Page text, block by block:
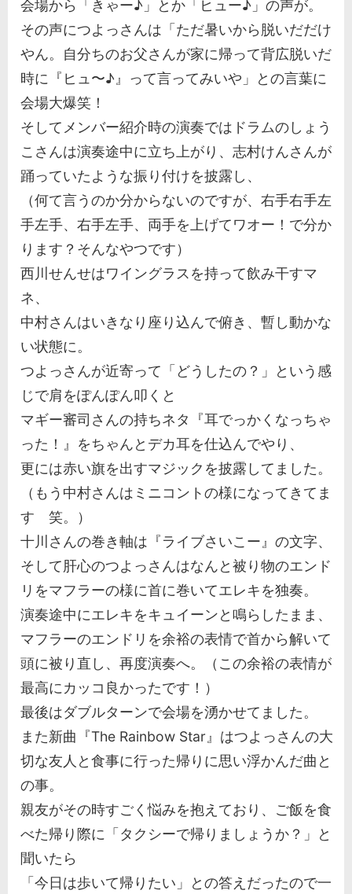
会場から「きゃー♪」とか「ヒュー♪」の声が。
その声につよっさんは「ただ暑いから脱いだだけ
やん。自分ちのお父さんが家に帰って背広脱いだ
時に『ヒュ〜♪』って言ってみいや」との言葉に
会場大爆笑！
そしてメンバー紹介時の演奏ではドラムのしょう
こさんは演奏途中に立ち上がり、志村けんさんが
踊っていたような振り付けを披露し、
（何て言うのか分からないのですが、右手右手左
手左手、右手左手、両手を上げてワオー！で分か
ります？そんなやつです）
西川せんせはワイングラスを持って飲み干すマ
ネ、
中村さんはいきなり座り込んで俯き、暫し動かな
い状態に。
つよっさんが近寄って「どうしたの？」という感
じで肩をぽんぽん叩くと
マギー審司さんの持ちネタ『耳でっかくなっちゃ
った！』をちゃんとデカ耳を仕込んでやり、
更には赤い旗を出すマジックを披露してました。
（もう中村さんはミニコントの様になってきてま
す 笑。）
十川さんの巻き軸は『ライブさいこー』の文字、
そして肝心のつよっさんはなんと被り物のエンド
リをマフラーの様に首に巻いてエレキを独奏。
演奏途中にエレキをキュイーンと鳴らしたまま、
マフラーのエンドリを余裕の表情で首から解いて
頭に被り直し、再度演奏へ。（この余裕の表情が
最高にカッコ良かったです！）
最後はダブルターンで会場を湧かせてました。
また新曲『The Rainbow Star』はつよっさんの大
切な友人と食事に行った帰りに思い浮かんだ曲と
の事。
親友がその時すごく悩みを抱えており、ご飯を食
べた帰り際に「タクシーで帰りましょうか？」と
聞いたら
「今日は歩いて帰りたい」との答えだったので一